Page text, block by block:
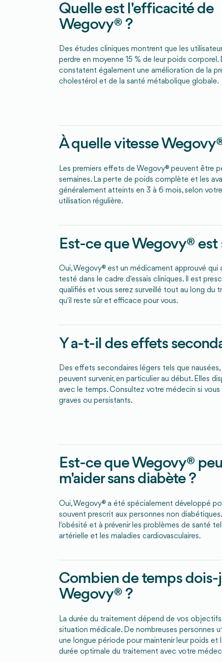
Quelle est l'efficacité de
Wegovy® ?
Des études cliniques montrent que les
perdre en moyenne 15 % de leur poids
constatent également une amélioration de la
cholestérol et de la santé métabolique globale.
À quelle vitesse
Les premiers effets de Wegovy® peuvent être
semaines. La perte de poids complète et les
généralement atteints en 3 à 6 mois, selon
utilisation régulière.
Est-ce que Wegovy® est
Oui, Wegovy® est un médicament approuvé qui
testé dans le cadre d'essais cliniques. Il est
qualifiés et vous serez surveillé tout au long du
qu'il reste sûr et efficace pour vous.
Y a-t-il des effets
Des effets secondaires légers tels que
peuvent survenir, en particulier au début. Elles
avec le temps. Consultez votre médecin si
graves ou persistants.
Est-ce que Wegovy®
m'aider sans diabète ?
Oui, Wegovy® a été spécialement développé
souvent prescrit aux personnes non
l'obésité et à prévenir les problèmes de santé
artérielle et les maladies cardiovasculaires.
Combien de temps dois-
Wegovy® ?
La durée du traitement dépend de vos
situation médicale. De nombreuses personnes
une longue période pour maintenir leur poids et
durée optimale du traitement avec votre